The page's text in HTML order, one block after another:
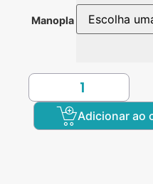
Manopla
Adicionar ao